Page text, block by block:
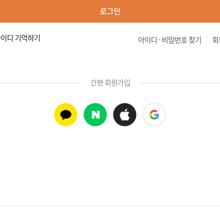
로그인
디 기억하기 |
아이디 · 비밀번호 찾기
간편 회원가입